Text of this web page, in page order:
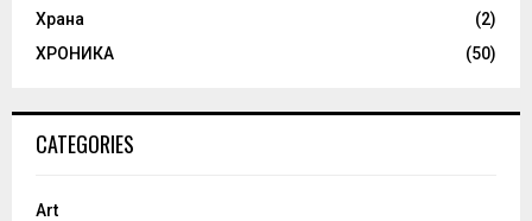
Храна
(2)
ХРОНИКА
(50)
CATEGORIES
Art